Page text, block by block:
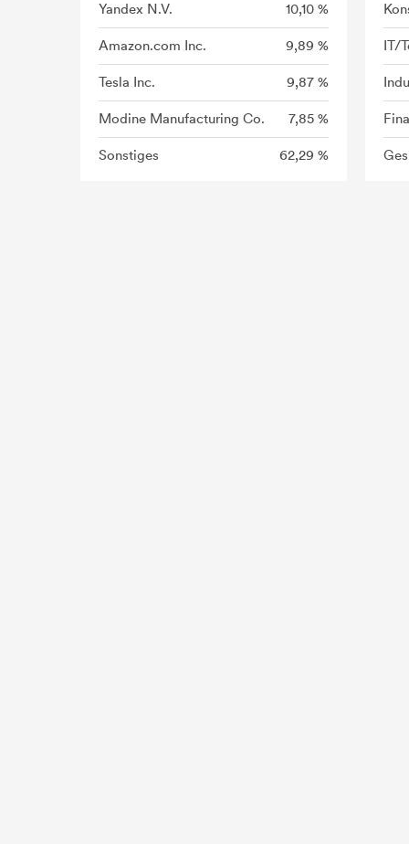
Yandex N.V. 10,10 %
Amazon.com Inc. 9,89 %
Tesla Inc. 9,87 %
Modine Manufacturing Co. 7,85 %
Sonstiges 62,29 %
IT/